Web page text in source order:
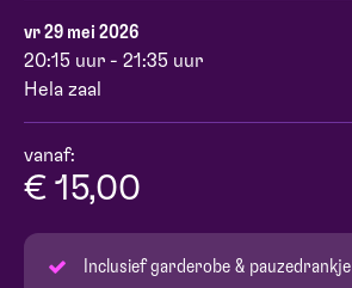
vr 29 mei 2026
20:15 uur - 21:35 uur
Hela zaal
vanaf:
€ 15,00
Inclusief garderobe & pauzedrankje